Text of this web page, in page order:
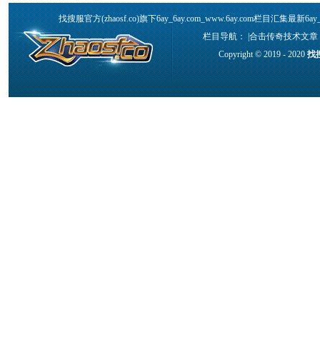
找搜服官方(zhaosf.co)旗下6ay_6ay.com_www.6ay.com栏目汇集最新
栏目导航： |合击传奇技术文章
Copyright © 2019 - 2020找